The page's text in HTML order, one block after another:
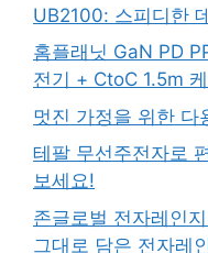
UB2100: 스피디한
홈플래닛 GaN PD
전기 + CtoC 1.5m
멋진 가정을 위한 다
테팔 무선주전자로
보세요!
존글로벌 전자레인
그대로 담은 전자레